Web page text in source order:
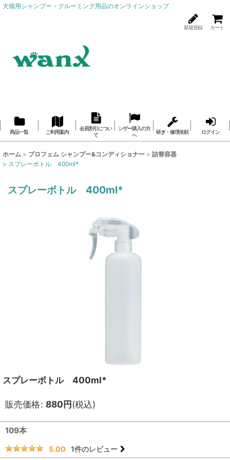
犬猫用シャンプー・グルーミング用品のオンラインショップ
新規登録 カート
商品一覧 ご利用案内
会員割引につい
て
シザー購入の方
へ
研ぎ・修理依頼 ログイン
ホーム > プロフェム シャンプー&コンディショナー > 詰替容器
> スプレーボトル 400ml*
スプレーボトル 400ml*
スプレーボトル 400ml*
販売価格: 880円(税込)
109本
5.00 1件のレビュー